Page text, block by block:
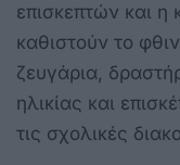
επισκεπτών και η
καθιστούν το
ζευγάρια,
ηλικίας και
τις σχολικές